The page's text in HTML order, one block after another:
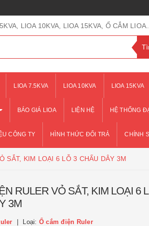
LIOA 10KVA, LIOA 15KVA, Ổ CẮM
LIOA 7.5KVA LIOA 10KVA LIOA 15KVA
BÁO GIÁ LIOA LIỆN HỆ HỆ THỐNG
CÔNG TY HÌNH THỨC ĐỔI TRẢ CHÍNH
SẮT, KIM LOẠI 6 LỖ 3 CHẤU DÂY 3M
RULER VỎ SẮT, KIM LOẠI 6
3M
Loại: Ổ cắm điện Ruler